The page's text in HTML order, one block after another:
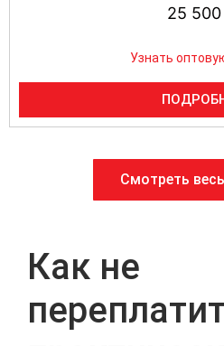
25 500
Узнать
Смотреть
Как не